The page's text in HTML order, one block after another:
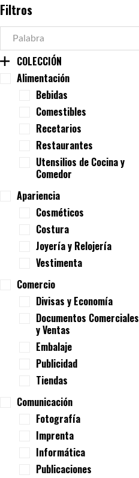
Filtros
COLECCIÓN
Alimentación
Bebidas
Comestibles
Recetarios
Restaurantes
Utensilios de Cocina y
Comedor
Apariencia
Cosméticos
Costura
Joyería y Relojería
Vestimenta
Comercio
Divisas y Economía
Documentos Comerciales
y Ventas
Embalaje
Publicidad
Tiendas
Comunicación
Fotografía
Imprenta
Informática
Publicaciones